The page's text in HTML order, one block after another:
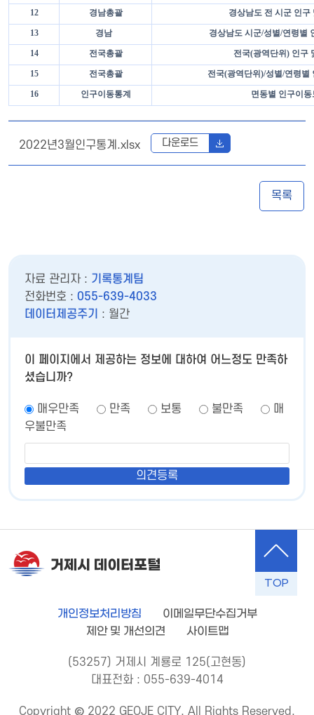
12 경남총괄 경상남도 전 시군 인구
13 경남 경상남도 시군/성별/연령별
14 전국총괄 전국(광역단위) 인구
15 전국총괄 전국(광역단위)/성별/연령별
16 인구이동통계 면동별 인구이동
2022년3월인구통계.xlsx 다운로드
목록
자료 관리자 : 기록통계팀
전화번호 : 055-639-4033
데이터제공주기
: 월간
이 페이지에서 제공하는 정보에 대하여 어느정도 만족하
셨습니까?
매우만족 만족 보통 불만족
매
우불만족
거제시 데이터포털
개인정보처리방침
이메일무단수집거부
제안 및 개선의견
사이트맵
(53257) 거제시 계룡로 125(고현동)
대표전화 : 055-639-4014
Copyright © 2022 GEOJE CITY. All Rights Reserved.
TOP